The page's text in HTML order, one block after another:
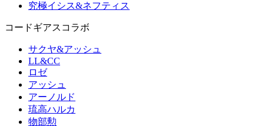
究極イシス&ネフティス
コードギアスコラボ
サクヤ&アッシュ
LL&CC
ロゼ
アッシュ
アーノルド
琉高ハルカ
物部勲